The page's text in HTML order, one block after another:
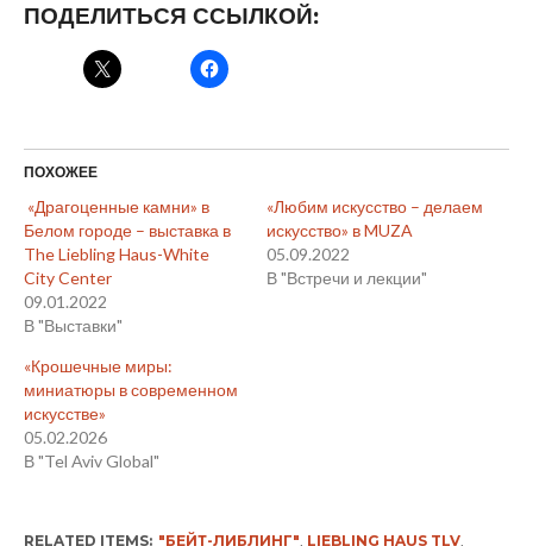
ПОДЕЛИТЬСЯ ССЫЛКОЙ:
ПОХОЖЕЕ
«Драгоценные камни» в
Белом городе – выставка в
The Liebling Haus-White
City Center
09.01.2022
В "Выставки"
«Любим искусство – делаем
искусство» в MUZA
05.09.2022
В "Встречи и лекции"
«Крошечные миры:
миниатюры в современном
искусстве»
05.02.2026
В "Tel Aviv Global"
RELATED ITEMS: "БЕЙТ-ЛИБЛИНГ" LIEBLING HAUS TLV,